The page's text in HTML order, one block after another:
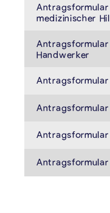
medizinischer
Handwerker